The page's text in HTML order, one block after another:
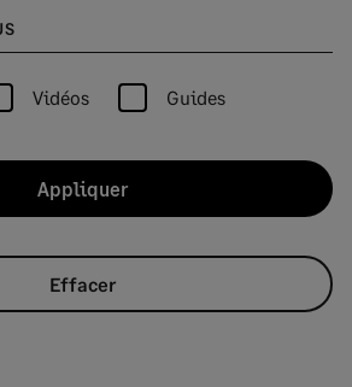
Vidéos Guides
Appliquer
Effacer